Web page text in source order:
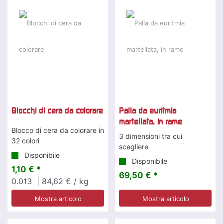
Blocchi di cera da colorare
Blocco di cera da colorare in
32 colori
Disponibile
1,10 € *
0.013
| 84,62 € / kg
Mostra articolo
Palla da euritmia
martellata, in rame
3 dimensioni tra cui
scegliere
Disponibile
69,50 € *
Mostra articolo